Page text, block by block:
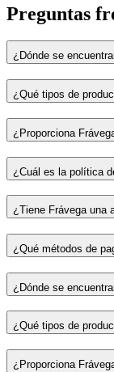
Preguntas
¿Dónde se
¿Qué tipos de
¿Proporciona
¿Cuál es la política
¿Tiene Frávega una
¿Qué métodos de
¿Dónde se
¿Qué tipos de
¿Proporciona